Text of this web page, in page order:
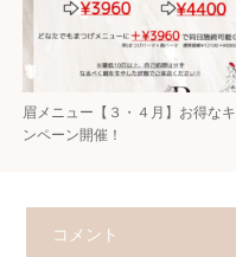
眉メニュー【３・４月】お得な
ンペーン開催！
コメント